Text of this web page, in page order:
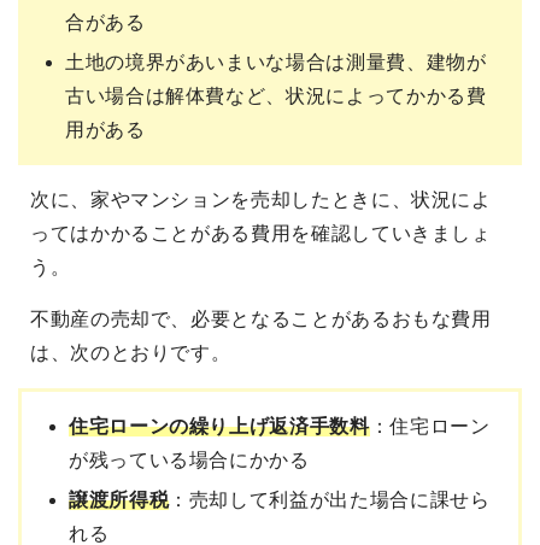
合がある
土地の境界があいまいな場合は測量費、建物が
古い場合は解体費など、状況によってかかる費
用がある
次に、家やマンションを売却したときに、状況によ
ってはかかることがある費用を確認していきましょ
う。
不動産の売却で、必要となることがあるおもな費用
は、次のとおりです。
住宅ローンの繰り上げ返済手数料：住宅ローン
が残っている場合にかかる
譲渡所得税：売却して利益が出た場合に課せら
れる